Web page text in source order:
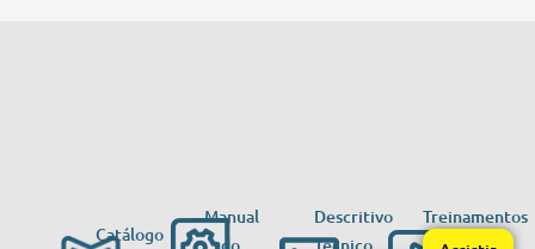
Catálogo
Manual
Descritivo
Treinamentos